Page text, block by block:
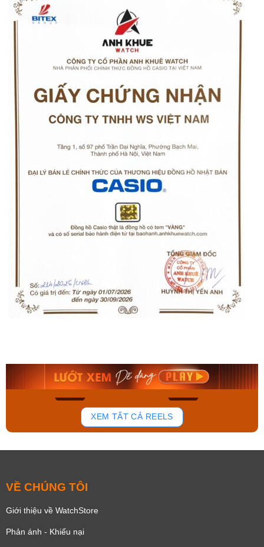
158
Mua ngay Mua ngay
XEM TẤT CẢ REELS
VỀ CHÚNG TÔI
Giới thiệu về WatchStore
Phản ánh - Khiếu nại